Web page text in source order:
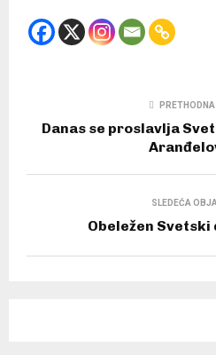
Danas se proslavlja
SLEDEĆA
Obeležen